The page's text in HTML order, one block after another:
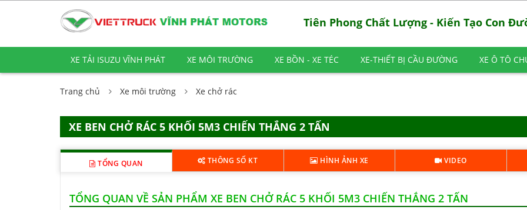
Tiên Phong Chất Lượng - Kiến Tạo Con
XE TẢI ISUZU VĨNH PHÁT XE MÔI TRƯỜNG XE BỒN - XE TÉC XE-THIẾT BỊ CẦU ĐƯỜNG XE Ô TÔ
Trang chủ Xe môi trường Xe chở rác
XE BEN CHỞ RÁC 5 KHỐI 5M3 CHIẾN THẮNG 2 TẤN
TỔNG QUAN THÔNG SỐ KT HÌNH ẢNH XE VIDEO
TỔNG QUAN VỀ SẢN PHẨM XE BEN CHỞ RÁC 5 KHỐI 5M3 CHIẾN THẮNG 2 TẤN